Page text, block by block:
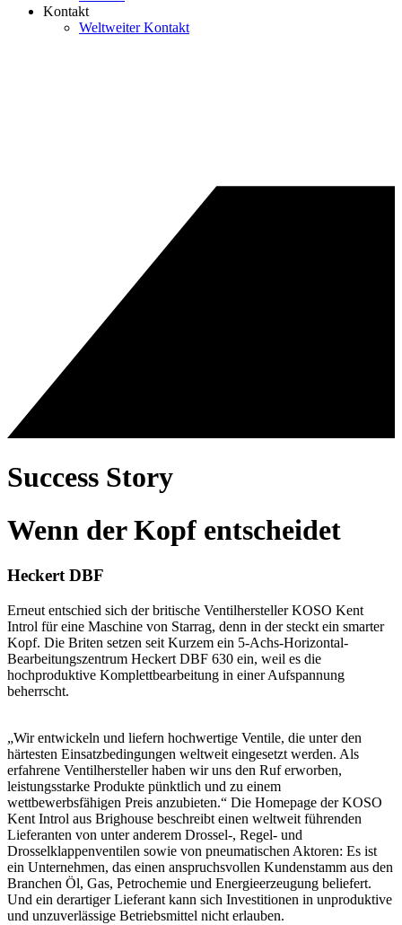
Kontakt
Weltweiter Kontakt
Success Story
Wenn der Kopf entscheidet
Heckert DBF
Erneut entschied sich der britische Ventilhersteller KOSO Kent
Introl für eine Maschine von Starrag, denn in der steckt ein smarter
Kopf. Die Briten setzen seit Kurzem ein 5-Achs-Horizontal-
Bearbeitungszentrum Heckert DBF 630 ein, weil es die
hochproduktive Komplettbearbeitung in einer Aufspannung
beherrscht.
„Wir entwickeln und liefern hochwertige Ventile, die unter den
härtesten Einsatzbedingungen weltweit eingesetzt werden. Als
erfahrene Ventilhersteller haben wir uns den Ruf erworben,
leistungsstarke Produkte pünktlich und zu einem
wettbewerbsfähigen Preis anzubieten.“ Die Homepage der KOSO
Kent Introl aus Brighouse beschreibt einen weltweit führenden
Lieferanten von unter anderem Drossel-, Regel- und
Drosselklappenventilen sowie von pneumatischen Aktoren: Es ist
ein Unternehmen, das einen anspruchsvollen Kundenstamm aus den
Branchen Öl, Gas, Petrochemie und Energieerzeugung beliefert.
Und ein derartiger Lieferant kann sich Investitionen in unproduktive
und unzuverlässige Betriebsmittel nicht erlauben.